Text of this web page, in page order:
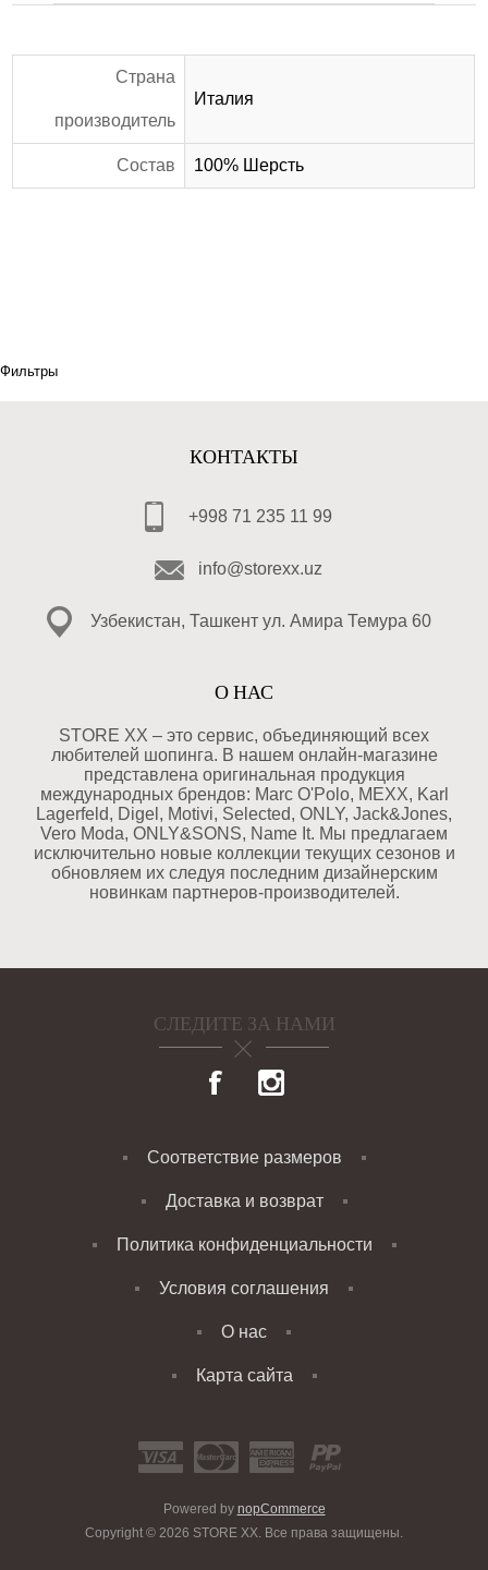
Страна
производитель
Италия
Состав 100% Шерсть
Фильтры
КОНТАКТЫ
+998 71 235 11 99
info@storexx.uz
Узбекистан, Ташкент ул. Амира Темура 60
О НАС
STORE XX – это сервис, объединяющий всех
любителей шопинга. В нашем онлайн-магазине
представлена оригинальная продукция
международных брендов: Marc O'Polo, MEXX, Karl
Lagerfeld, Digel, Motivi, Selected, ONLY, Jack&Jones,
Vero Moda, ONLY&SONS, Name It. Мы предлагаем
исключительно новые коллекции текущих сезонов и
обновляем их следуя последним дизайнерским
новинкам партнеров-производителей.
СЛЕДИТЕ ЗА НАМИ
Соответствие размеров
Доставка и возврат
Политика конфиденциальности
Условия соглашения
О нас
Карта сайта
Powered by nopCommerce
Copyright © 2026 STORE XX. Все права защищены.